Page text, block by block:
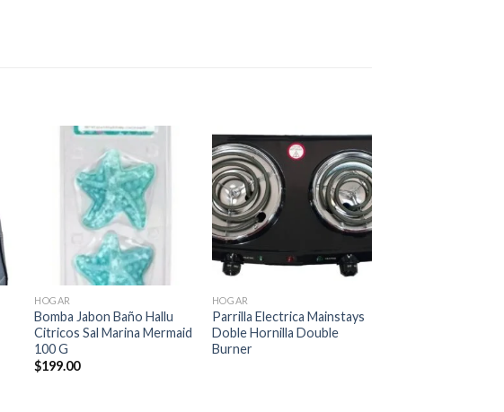
Añadir
lista de
HOGAR
Bomba Jabon Baño Hallu
Citricos Sal Marina Mermaid
100 G
$199.00
Añadir
a la
lista de
deseos
+
HOGAR
Parrilla Electrica Mainstays
Doble Hornilla Double
Burner